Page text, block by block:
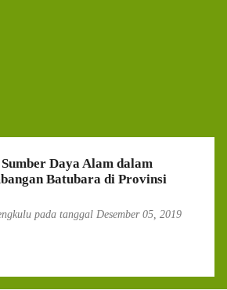
Daya Alam dalam
Batubara di Provinsi
pada tanggal Desember 05, 2019